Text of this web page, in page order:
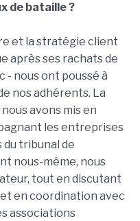
de bataille ?
et la stratégie client
après ses rachats de
- nous ont poussé à
nos adhérents. La
avons mis en
les entreprises
du tribunal de
nous-même, nous
tout en discutant
en coordination avec
associations